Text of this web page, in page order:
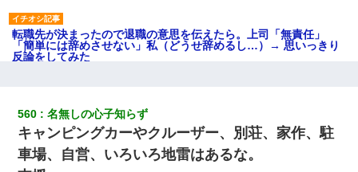
転職先が決まったので退職の意思を伝えたら。上司「無責任」
「簡単には辞めさせない」私（どうせ辞めるし…）→ 思いっきり
反論をしてみた
すか？」
妹が嘘つきな元カレと寄りを戻してしまったという話をしていた
ら、旦那の顔が曇って雰囲気が一転。そそくさと話を切り上げて
560 名無しの心子知らず
キャンピングカーやクルーザー、別荘、家作、駐
車場、自営、いろいろ地雷はあるな。